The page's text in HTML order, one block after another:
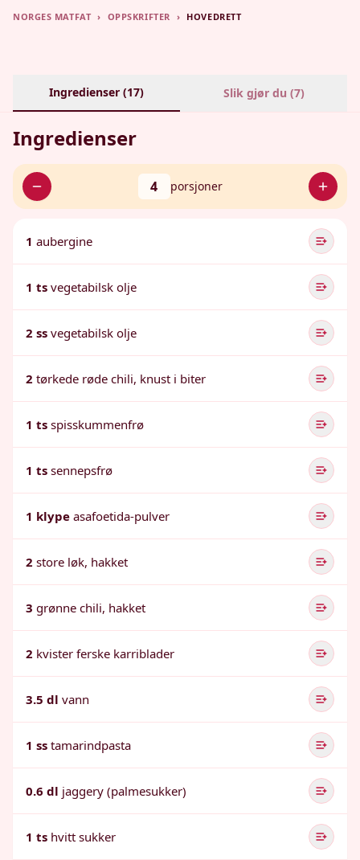
NORGES MATFAT › OPPSKRIFTER › HOVEDRETT
Ingredienser (17) Slik gjør du (7)
Ingredienser
4 porsjoner
1 aubergine
1 ts vegetabilsk olje
2 ss vegetabilsk olje
2 tørkede røde chili, knust i biter
1 ts spisskummenfrø
1 ts sennepsfrø
1 klype asafoetida-pulver
2 store løk, hakket
3 grønne chili, hakket
2 kvister ferske karriblader
3.5 dl vann
1 ss tamarindpasta
0.6 dl jaggery (palmesukker)
1 ts hvitt sukker